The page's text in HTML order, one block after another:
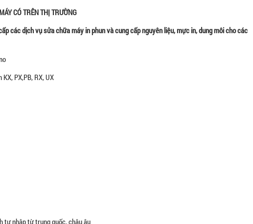
CÓ TRÊN THỊ TRƯỜNG
các dịch vụ sửa chữa máy in phun và cung cấp nguyên liệu, mực in, dung môi cho các
PX,PB, RX, UX
tự nhập từ trung quốc, châu âu